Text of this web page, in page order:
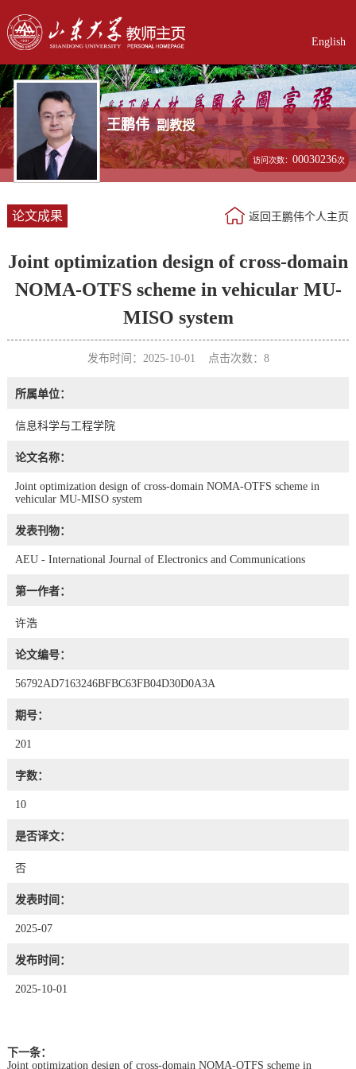
English
王鹏伟 副教授
访问次数：00030236次
论文成果 返回王鹏伟个人主页
Joint optimization design of cross-domain
NOMA-OTFS scheme in vehicular MU-
MISO system
发布时间：2025-10-01 点击次数： 8
所属单位：
信息科学与工程学院
论文名称：
Joint optimization design of cross-domain NOMA-OTFS scheme in
vehicular MU-MISO system
发表刊物：
AEU - International Journal of Electronics and Communications
第一作者：
许浩
论文编号：
56792AD7163246BFBC63FB04D30D0A3A
期号：
201
字数：
10
是否译文：
否
发表时间：
2025-07
发布时间：
2025-10-01
下一条：
Joint optimization design of cross-domain NOMA-OTFS scheme in